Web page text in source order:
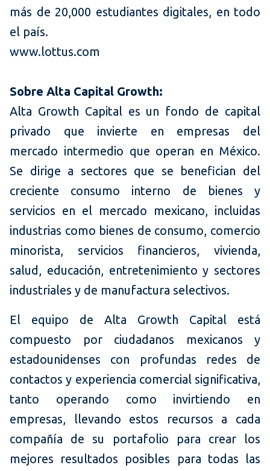
más de 20,000 estudiantes digitales, en todo
el país.
www.lottus.com
Sobre Alta Capital Growth:
Alta Growth Capital es un fondo de capital
privado que invierte en empresas del
mercado intermedio que operan en México.
Se dirige a sectores que se benefician del
creciente consumo interno de bienes y
servicios en el mercado mexicano, incluidas
industrias como bienes de consumo, comercio
minorista, servicios financieros, vivienda,
salud, educación, entretenimiento y sectores
industriales y de manufactura selectivos.
El equipo de Alta Growth Capital está
compuesto por ciudadanos mexicanos y
estadounidenses con profundas redes de
contactos y experiencia comercial significativa,
tanto operando como invirtiendo en
empresas, llevando estos recursos a cada
compañía de su portafolio para crear los
mejores resultados posibles para todas las